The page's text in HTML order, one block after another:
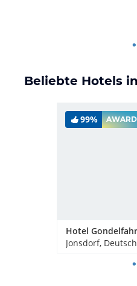
Beliebte Hotels
99% AWARD
Hotel
Jonsdorf,